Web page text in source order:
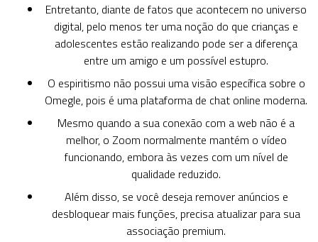
Entretanto, diante de fatos que acontecem no universo
digital, pelo menos ter uma noção do que crianças e
adolescentes estão realizando pode ser a diferença
entre um amigo e um possível estupro.
O espiritismo não possui uma visão específica sobre o
Omegle, pois é uma plataforma de chat online moderna.
Mesmo quando a sua conexão com a web não é a
melhor, o Zoom normalmente mantém o vídeo
funcionando, embora às vezes com um nível de
qualidade reduzido.
Além disso, se você deseja remover anúncios e
desbloquear mais funções, precisa atualizar para sua
associação premium.